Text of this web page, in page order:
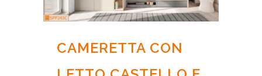
CAMERETTA CON